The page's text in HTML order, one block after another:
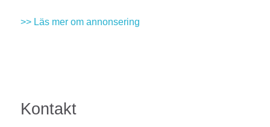
>> Läs mer om annonsering
Kontakt